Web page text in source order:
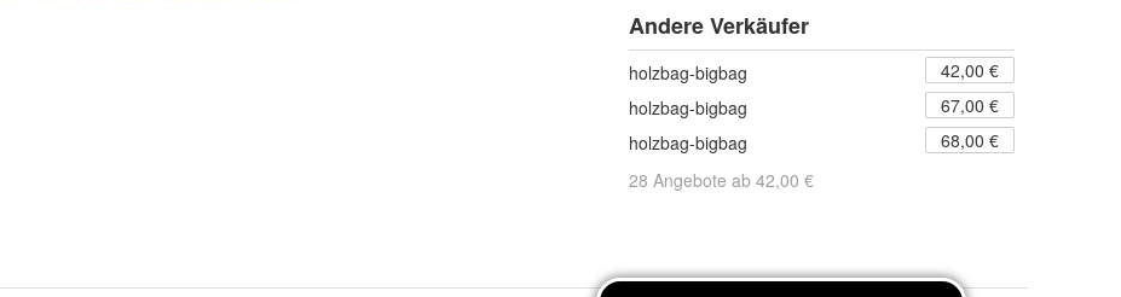
Andere Verkäufer
holzbag-bigbag
42,00 €
holzbag-bigbag
67,00 €
holzbag-bigbag
68,00 €
28 Angebote ab 42,00 €